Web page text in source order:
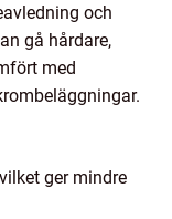
och
gå hårdare,
med
ger mindre